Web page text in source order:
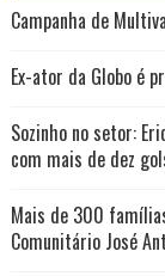
Campanha de
Ex-ator da Globo é
Sozinho no setor:
com mais de dez
Mais de 300
Comunitário José